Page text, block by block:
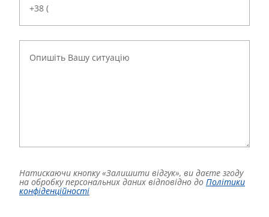
Натискаючи кнопку «Залишити відгук», ви даєте згоду
на обробку персональних даних відповідно до Політики
конфіденційності